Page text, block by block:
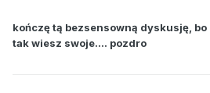
kończę tą bezsensowną dyskusję, bo
tak wiesz swoje.... pozdro